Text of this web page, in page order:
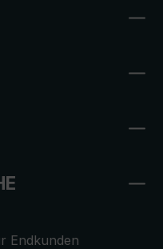
Endkunden